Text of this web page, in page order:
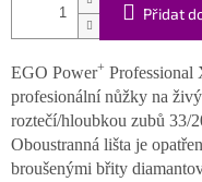
Přidat
EGO Power+
profesionální nůžky na
roztečí/hloubkou zubů 33/
Oboustranná lišta je
broušenými břity